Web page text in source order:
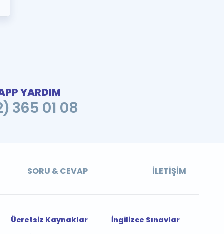
YARDIM
365 01 08
SORU & CEVAP İLETIŞIM
Ücretsiz Kaynaklar
İngilizce Sınavlar